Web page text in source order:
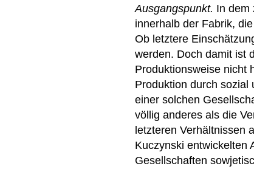
Ausgangspunkt. In dem
innerhalb der Fabrik,
Ob letztere
werden. Doch damit ist
Produktionsweise nicht
Produktion durch sozial
einer solchen
völlig anderes als die
letzteren Verhältnissen
Kuczynski entwickelten
Gesellschaften